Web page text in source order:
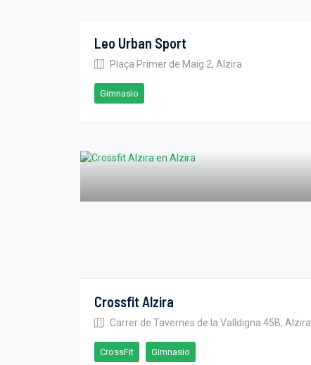
Leo Urban Sport
Plaça Primer de Maig 2, Alzira
Gimnasio
Crossfit Alzira
Carrer de Tavernes de la Valldigna 45B, Alzira
CrossFit Gimnasio